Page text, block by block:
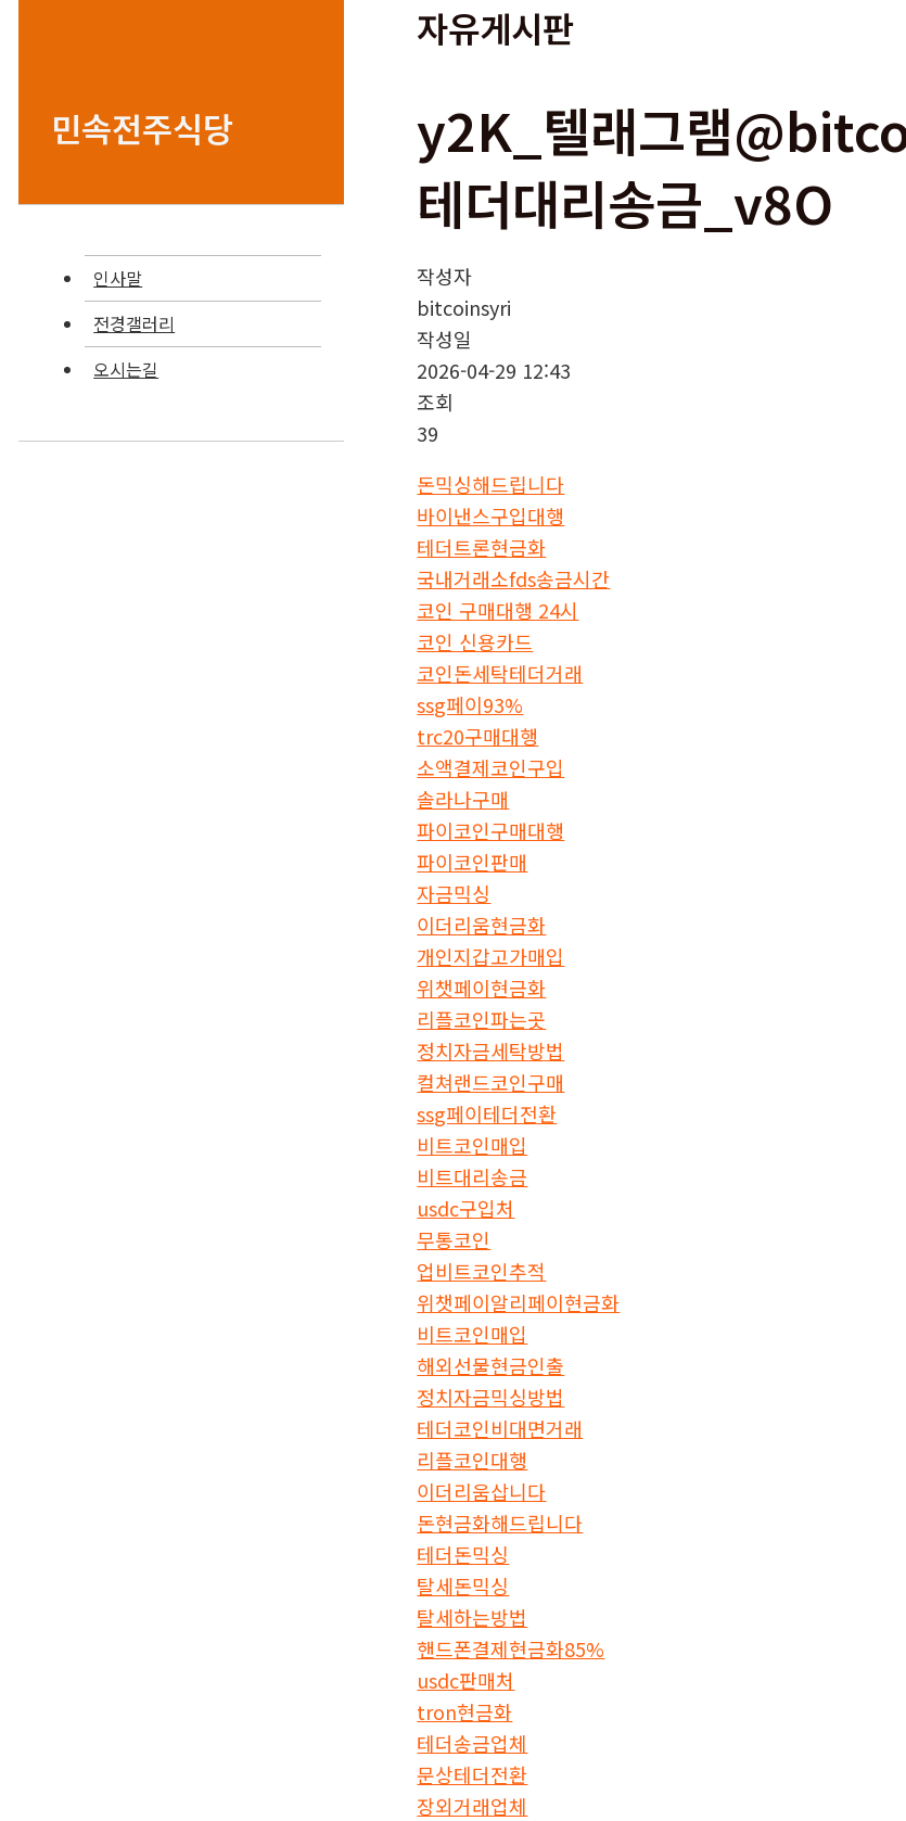
민속전주식당
인사말
전경갤러리
오시는길
자유게시판
y2K_텔래그램
테더대리송금_v8O
작성자
bitcoinsyri
작성일
2026-04-29 12:43
조회
39
돈믹싱해드립니다
바이낸스구입대행
테더트론현금화
국내거래소fds송금시간
코인 구매대행 24시
코인 신용카드
코인돈세탁테더거래
ssg페이93%
trc20구매대행
소액결제코인구입
솔라나구매
파이코인구매대행
파이코인판매
자금믹싱
이더리움현금화
개인지갑고가매입
위챗페이현금화
리플코인파는곳
정치자금세탁방법
컬쳐랜드코인구매
ssg페이테더전환
비트코인매입
비트대리송금
usdc구입처
무통코인
업비트코인추적
위챗페이알리페이현금화
비트코인매입
해외선물현금인출
정치자금믹싱방법
테더코인비대면거래
리플코인대행
이더리움삽니다
돈현금화해드립니다
테더돈믹싱
탈세돈믹싱
탈세하는방법
핸드폰결제현금화85%
usdc판매처
tron현금화
테더송금업체
문상테더전환
장외거래업체